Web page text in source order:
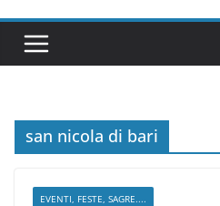
san nicola di bari
EVENTI, FESTE, SAGRE....